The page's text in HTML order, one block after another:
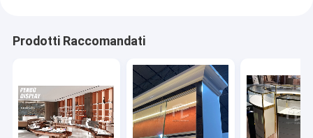
Prodotti Raccomandati